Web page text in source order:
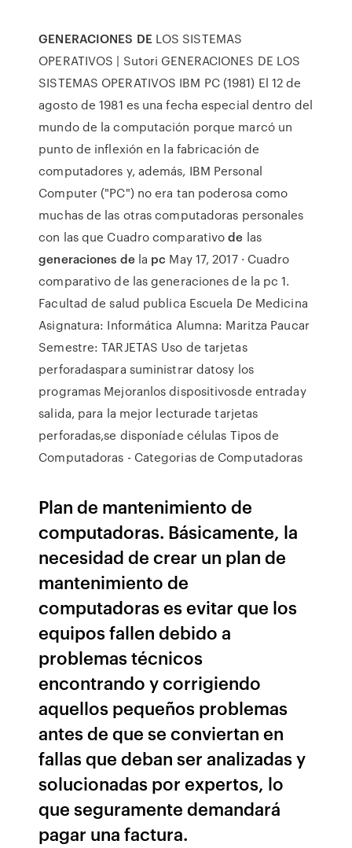
GENERACIONES DELOS SISTEMAS
OPERATIVOS | Sutori GENERACIONES DE LOS
SISTEMAS OPERATIVOS IBM PC (1981) El 12 de
agosto de 1981 es una fecha especial dentro del
mundo de la computación porque marcó un
punto de inflexión en la fabricación de
computadores y, además, IBM Personal
Computer ("PC") no era tan poderosa como
muchas de las otras computadoras personales
con las que Cuadro comparativode las
generaciones dela pc May 17, 2017 · Cuadro
comparativo de las generaciones de la pc 1.
Facultad de salud publica Escuela De Medicina
Asignatura: Informática Alumna: Maritza Paucar
Semestre: TARJETAS Uso de tarjetas
perforadaspara suministrar datosy los
programas Mejoranlos dispositivosde entraday
salida, para la mejor lecturade tarjetas
perforadas,se disponíade células Tipos de
Computadoras - Categorias de Computadoras
Plan de mantenimiento de
computadoras. Básicamente, la
necesidad de crear un plan de
mantenimiento de
computadoras es evitar que los
equipos fallen debido a
problemas técnicos
encontrando y corrigiendo
aquellos pequeños problemas
antes de que se conviertan en
fallas que deban ser analizadas y
solucionadas por expertos, lo
que seguramente demandará
pagar una factura.